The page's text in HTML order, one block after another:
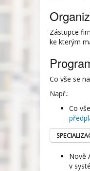
Zástupce
ke kterým
Co vše se
Např.:
Co
Nově
v